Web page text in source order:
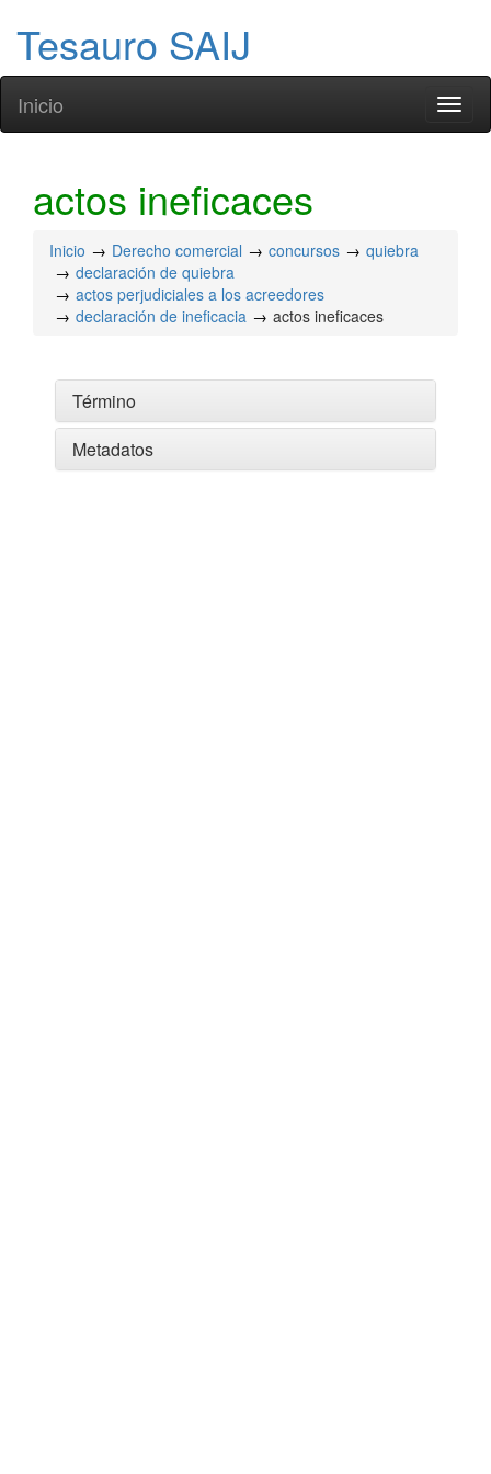
Tesauro SAIJ
Inicio
actos ineficaces
Inicio Derecho comercial concursos
quiebra
declaración de quiebra
actos perjudiciales a los acreedores
declaración de ineficacia
actos ineficaces
Término
Metadatos